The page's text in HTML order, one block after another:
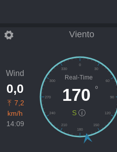
Viento
Wind
0,0
7,2
km/h
14:09
0
30
60
90
120
150
180
210
240
270
300
330
Real-Time
170 º
S